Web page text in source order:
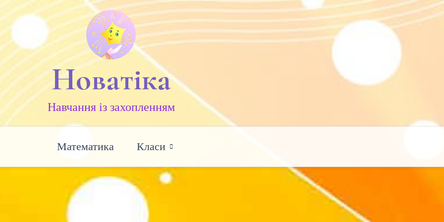
Новатіка
Навчання із захопленням
Математика Класи